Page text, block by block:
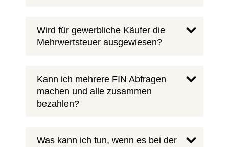
Wird für gewerbliche Käufer die
Mehrwertsteuer ausgewiesen?
Kann ich mehrere FIN Abfragen
machen und alle zusammen
bezahlen?
Was kann ich tun, wenn es bei der